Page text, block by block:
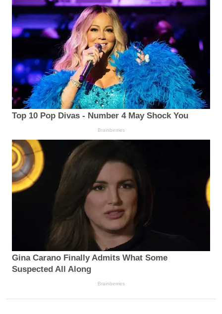
Top 10 Pop Divas - Number 4 May Shock You
Brainberries
Gina Carano Finally Admits What Some
Suspected All Along
Brainberries